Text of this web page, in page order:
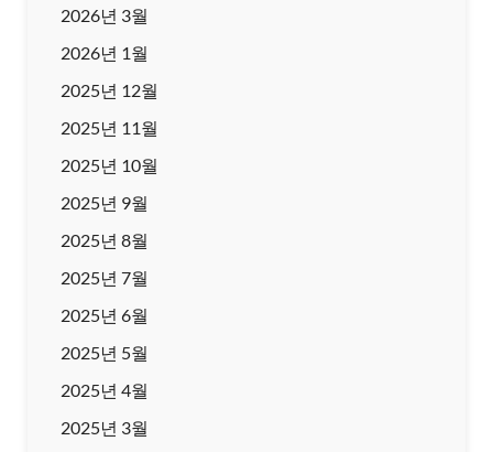
2026년 3월
2026년 1월
2025년 12월
2025년 11월
2025년 10월
2025년 9월
2025년 8월
2025년 7월
2025년 6월
2025년 5월
2025년 4월
2025년 3월